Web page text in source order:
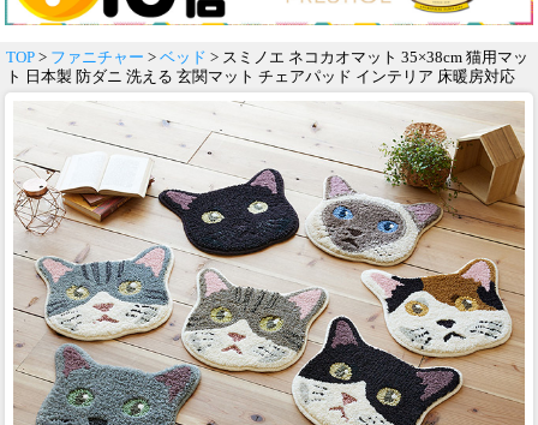
TOP > ファニチャー > ベッド > スミノエ ネコカオマット 35×38cm 猫用マッ
ト 日本製 防ダニ 洗える 玄関マット チェアパッド インテリア 床暖房対応